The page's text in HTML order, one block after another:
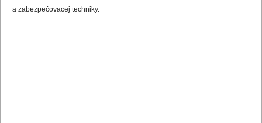
a zabezpečovacej techniky.